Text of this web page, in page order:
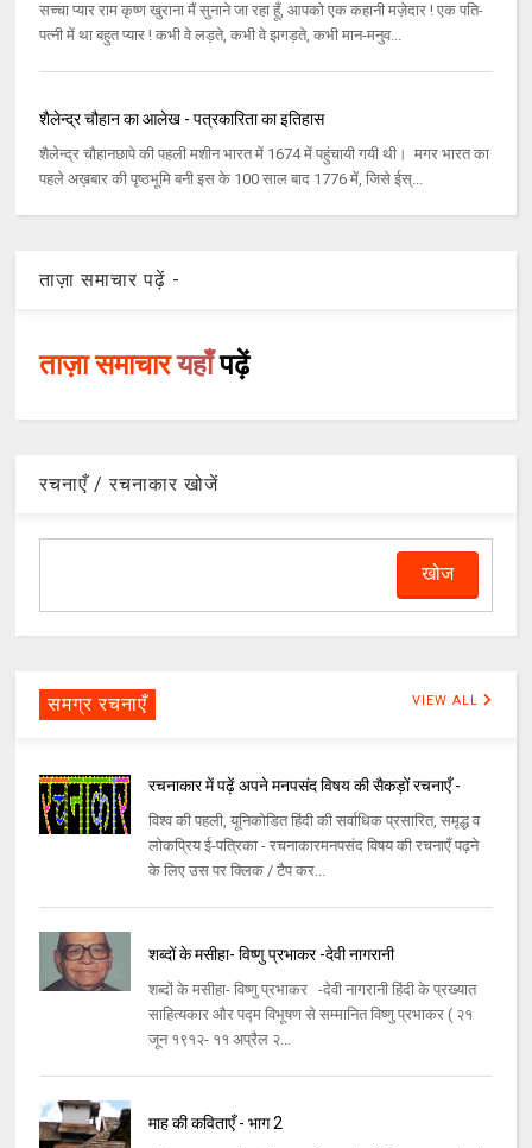
सच्चा प्यार राम कृष्ण खुराना मैं सुनाने जा रहा हूँ, आपको एक कहानी मज़ेदार ! एक पति-
पत्नी में था बहुत प्यार ! कभी वे लड़ते, कभी वे झगड़ते, कभी मान-मनुव...
शैलेन्द्र चौहान का आलेख - पत्रकारिता का इतिहास
शैलेन्द्र चौहानछापे की पहली मशीन भारत में 1674 में पहुंचायी गयी थी। मगर भारत का
पहले अख़बार की पृष्ठभूमि बनी इस के 100 साल बाद 1776 में, जिसे ईस्...
ताज़ा समाचार पढ़ें -
ताज़ा समाचारयहाँपढ़ें
रचनाएँ / रचनाकार खोजें
समग्र रचनाएँ VIEW ALL
रचनाकार में पढ़ें अपने मनपसंद विषय की सैकड़ों रचनाएँ -
विश्व की पहली, यूनिकोडित हिंदी की सर्वाधिक प्रसारित, समृद्ध व
लोकप्रिय ई-पत्रिका - रचनाकारमनपसंद विषय की रचनाएँ पढ़ने
के लिए उस पर क्लिक / टैप कर...
शब्दों के मसीहा- विष्णु प्रभाकर -देवी नागरानी
शब्दों के मसीहा- विष्णु प्रभाकर -देवी नागरानी हिंदी के प्रख्यात
साहित्यकार और पद्म विभूषण से सम्मानित विष्णु प्रभाकर ( २१
जून १९१२- ११ अप्रैल २...
माह की कविताएँ - भाग 2